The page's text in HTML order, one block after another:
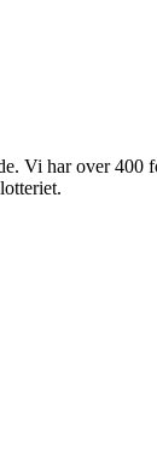
Vi har over